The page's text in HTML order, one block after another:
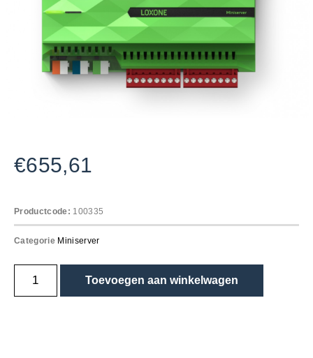
€655,61
Productcode: 100335
Categorie Miniserver
Toevoegen aan winkelwagen